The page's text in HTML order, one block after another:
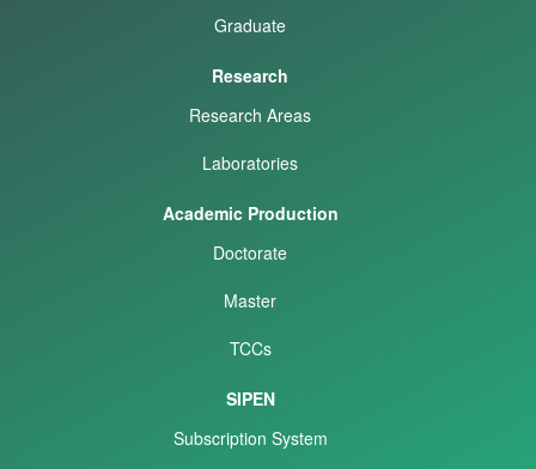
Graduate
Research
Research Areas
Laboratories
Academic Production
Doctorate
Master
TCCs
SIPEN
Subscription System